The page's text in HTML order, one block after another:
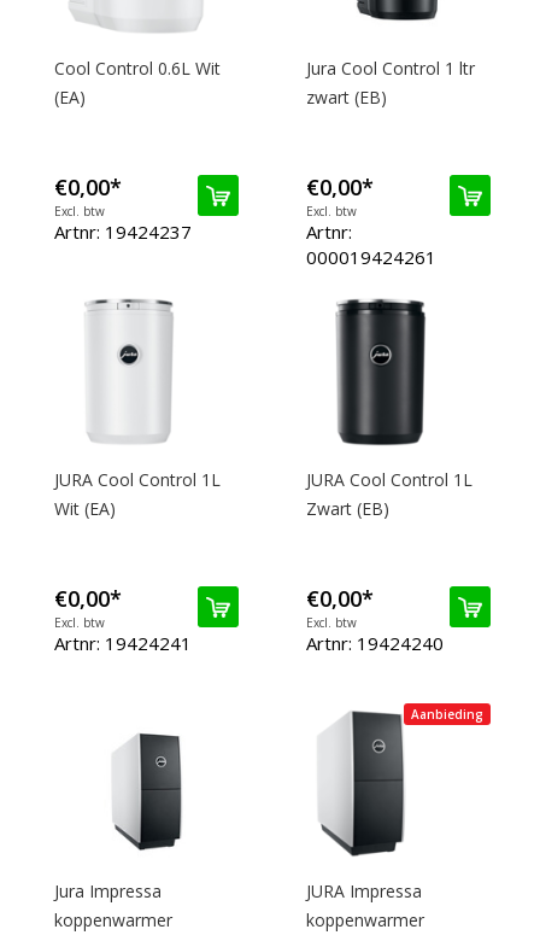
Cool Control 0.6L Wit
(EA)
€0,00*
Excl. btw
Artnr: 19424237
Jura Cool Control 1 ltr
zwart (EB)
€0,00*
Excl. btw
Artnr:
000019424261
JURA Cool Control 1L
Wit (EA)
€0,00*
Excl. btw
Artnr: 19424241
JURA Cool Control 1L
Zwart (EB)
€0,00*
Excl. btw
Artnr: 19424240
Jura Impressa
koppenwarmer
Aanbieding
JURA Impressa
koppenwarmer